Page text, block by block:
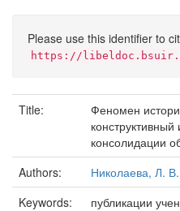
Please use this identifier to
https://
Title:
Феномен
консолидации
Authors:
Николаева, Л. В.
Keywords:
публикации